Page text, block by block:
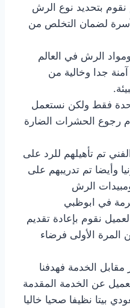
نقوم بتحديد نوع الرش
لضمان التخلص من
الرش في العالم
آمنة جدا وخالية من
فقط ولكن نستعمل
رجوع الحشرات الضارة
تم تأهيلهم للرد على
وأيضا تم تدريبهم على
الرش
في ابوظبي
نقوم بإعادة تقديم
الأولى فرضاء
الخدمة فهدفنا
عن الخدمة المقدمة
بيتا نظيفا صحيا خاليا